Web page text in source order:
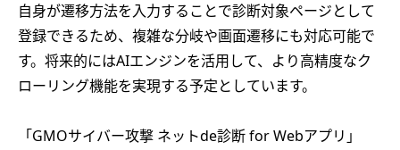
自身が遷移方法を入力することで診断対象ページとして
登録できるため、複雑な分岐や画面遷移にも対応可能で
す。将来的にはAIエンジンを活用して、より高精度なク
ローリング機能を実現する予定としています。
「GMOサイバー攻撃 ネットde診断 for Webアプリ」